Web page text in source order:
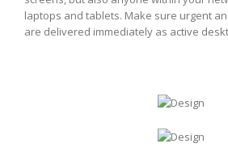
laptops and tablets. Make sure urgent
are delivered immediately as active